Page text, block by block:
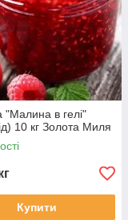
"Малина в гелі"
10 кг Золота Миля
Купити